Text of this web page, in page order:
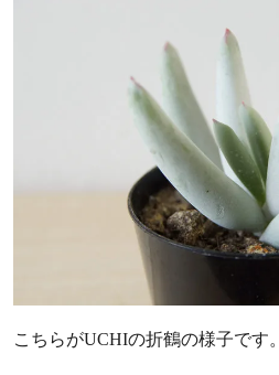
こちらがUCHIの折鶴の様子です。